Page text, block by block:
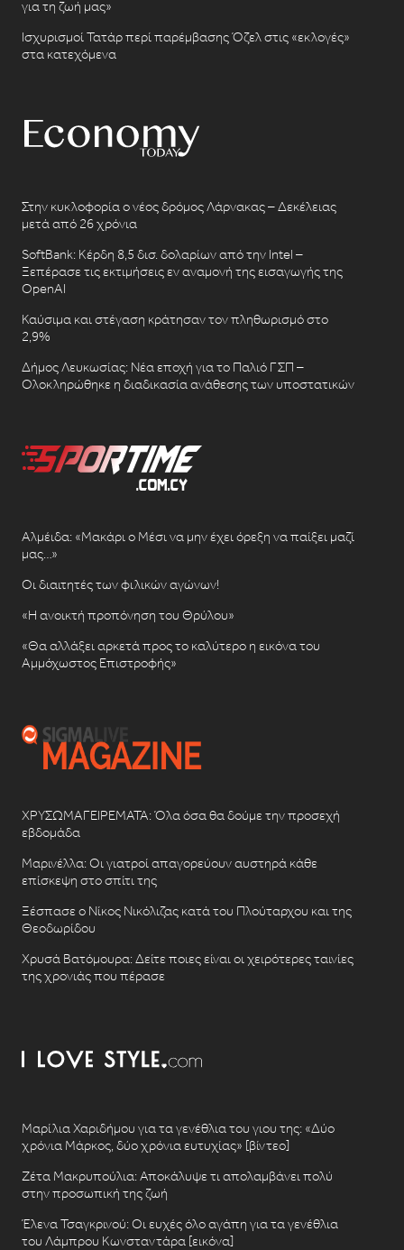
για τη ζωή μας»
Ισχυρισμοί Τατάρ περί παρέμβασης Όζελ στις «εκλογές»
στα κατεχόμενα
Στην κυκλοφορία ο νέος δρόμος Λάρνακας – Δεκέλειας
μετά από 26 χρόνια
SoftBank: Κέρδη 8,5 δισ. δολαρίων από την Intel –
Ξεπέρασε τις εκτιμήσεις εν αναμονή της εισαγωγής της
OpenAI
Καύσιμα και στέγαση κράτησαν τον πληθωρισμό στο
2,9%
Δήμος Λευκωσίας: Νέα εποχή για το Παλιό ΓΣΠ –
Ολοκληρώθηκε η διαδικασία ανάθεσης των υποστατικών
Αλμέιδα: «Μακάρι ο Μέσι να μην έχει όρεξη να παίξει μαζί
μας…»
Οι διαιτητές των φιλικών αγώνων!
«Η ανοικτή προπόνηση του Θρύλου»
«Θα αλλάξει αρκετά προς το καλύτερο η εικόνα του
Αμμόχωστος Επιστροφής»
ΧΡΥΣΩΜΑΓΕΙΡΕΜΑΤΑ: Όλα όσα θα δούμε την προσεχή
εβδομάδα
Μαρινέλλα: Οι γιατροί απαγορεύουν αυστηρά κάθε
επίσκεψη στο σπίτι της
Ξέσπασε ο Νίκος Νικόλιζας κατά του Πλούταρχου και της
Θεοδωρίδου
Χρυσά Βατόμουρα: Δείτε ποιες είναι οι χειρότερες ταινίες
της χρονιάς που πέρασε
Μαρίλια Χαριδήμου για τα γενέθλια του γιου της: «Δύο
χρόνια Μάρκος, δύο χρόνια ευτυχίας» [βίντεο]
Ζέτα Μακρυπούλια: Αποκάλυψε τι απολαμβάνει πολύ
στην προσωπική της ζωή
Έλενα Τσαγκρινού: Οι ευχές όλο αγάπη για τα γενέθλια
του Λάμπρου Κωνσταντάρα [εικόνα]